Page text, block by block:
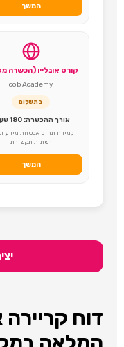
המשך
קורס אונליין (הכשרה
cob Academy
בתשלום
אורך ההכשרה: 180 שעות
למידת תחום אבטחת מידע
רשתות תקשורת
המשך
דוח